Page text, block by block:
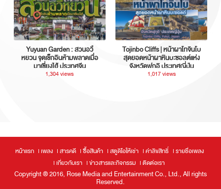
Yuyuan Garden : สวนอวี้
หยวน จุดเช็กอินห้ามพลาดเมื่อ
มาเซี่ยงไฮ้ ประเทศจีน
1,304 views
Tojinbo Cliffs | หน้าผาโทจินโบ
สุดยอดหน้าผาหินบะซอลต์แห่ง
จังหวัดฟุกุอิ ประเทศญี่ปุ่น
1,017 views
หน้าแรก เพลง สารคดี ซื้อสินค้า สตูดิโอให้เช่า ค่าลิขสิทธิ์
รายชื่อเพลง
เกี่ยวกับเรา
ข่าวสารและกิจกรรม ติดต่อเรา
Copyright ® 2016, Rose Media and Entertainment Co., Ltd., All rights
Reserved.